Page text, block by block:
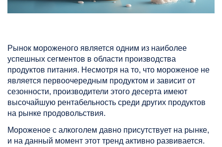
Рынок мороженого является одним из наиболее
успешных сегментов в области производства
продуктов питания. Несмотря на то, что мороженое не
является первоочередным продуктом и зависит от
сезонности, производители этого десерта имеют
высочайшую рентабельность среди других продуктов
на рынке продовольствия.
Мороженое с алкоголем давно присутствует на рынке,
и на данный момент этот тренд активно развивается.